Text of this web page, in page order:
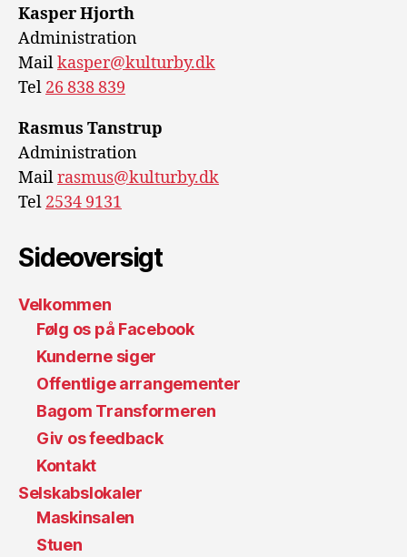
Kasper Hjorth
Administration
Mailkasper@kulturby.dk
Tel 26 838 839
Rasmus Tanstrup
Administration
Mailrasmus@kulturby.dk
Tel 2534 9131
Sideoversigt
Velkommen
Følg os på Facebook
Kunderne siger
Offentlige arrangementer
Bagom Transformeren
Giv os feedback
Kontakt
Selskabslokaler
Maskinsalen
Stuen